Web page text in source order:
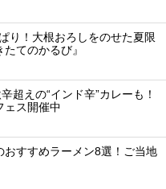
り！大根おろしをのせた夏限
てのかるび』
超えの“インド辛”カレーも！
ェス開催中
おすすめラーメン8選！ご当地